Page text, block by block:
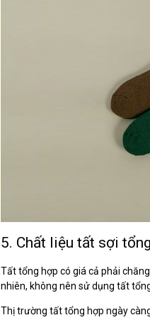
5. Chất liệu tất sợi
Tất tổng hợp có giá cả phải
nhiên, không nên sử dụng tất
Thị trường tất tổng hợp ngày